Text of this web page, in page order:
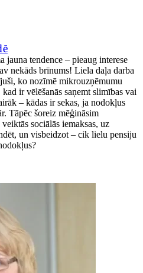
jauna tendence – pieaug interese
nekāds brīnums! Liela daļa darba
ko nozīmē mikrouzņēmumu
ir vēlēšanās saņemt slimības vai
– kādas ir sekas, ja nodokļus
Tāpēc šoreiz mēģināsim
sociālās iemaksas, uz
un visbeidzot – cik lielu pensiju